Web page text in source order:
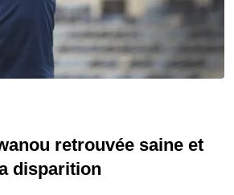
retrouvée saine et
disparition